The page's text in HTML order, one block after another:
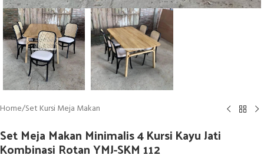
Home/Set Kursi Meja Makan
Set Meja Makan Minimalis 4 Kursi Kayu Jati
Kombinasi Rotan YMJ-SKM 112